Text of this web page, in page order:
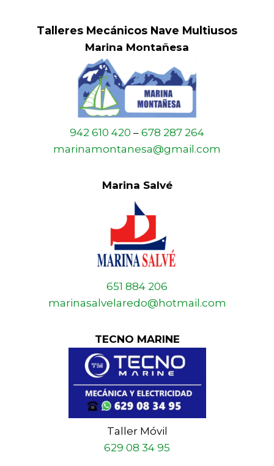
Talleres Mecánicos Nave Multiusos
Marina Montañesa
942 610 420 – 678 287 264
marinamontanesa@gmail.com
Marina Salvé
651 884 206
marinasalvelaredo@hotmail.com
TECNO MARINE
Taller Móvil
629 08 34 95